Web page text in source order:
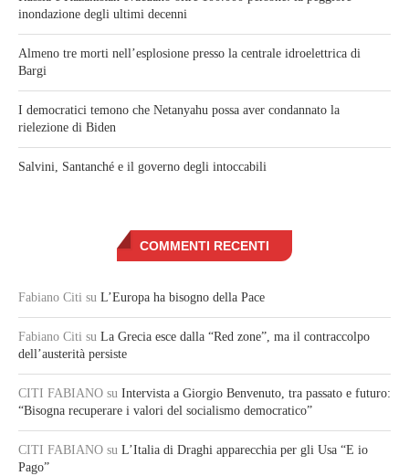
inondazione degli ultimi decenni
Almeno tre morti nell’esplosione presso la centrale idroelettrica di
Bargi
I democratici temono che Netanyahu possa aver condannato la
rielezione di Biden
Salvini, Santanché e il governo degli intoccabili
COMMENTI RECENTI
Fabiano Citi su L’Europa ha bisogno della Pace
Fabiano Citi su La Grecia esce dalla “Red zone”, ma il contraccolpo
dell’austerità persiste
CITI FABIANO su Intervista a Giorgio Benvenuto, tra passato e futuro:
“Bisogna recuperare i valori del socialismo democratico”
CITI FABIANO su L’Italia di Draghi apparecchia per gli Usa “E io
Pago”